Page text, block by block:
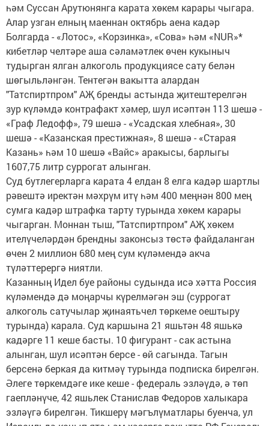
һәм Суссан Арутюнянга карата хөкем карары чыгара.
Алар узган елның маеннан октябрь аена кадәр
Болгарда - «Лотос», «Корзинка», «Сова» һәм «NUR»*
кибетләр челтәре аша сәламәтлек өчен кукыныч
тудырган ялган алкоголь продукциясе сату белән
шөгыльләнгән. Тентегән вакытта алардан
"Татспиртпром" АҖ бренды астында җитештерелгән
зур күләмдә контрафакт хәмер, шул исәптән 113 шешә -
«Граф Ледофф», 79 шешә - «Усадская хлебная», 30
шешә - «Казанская престижная», 8 шешә - «Старая
Казань» һәм 10 шешә «Вайс» аракысы, барлыгы
1607,75 литр суррогат алынган.
Суд бутлегерларга карата 4 елдан 8 елга кадәр шартлы
рәвештә иректән мәхрүм итү һәм 400 меңнән 800 мең
сумга кадәр штрафка тарту турында хөкем карары
чыгарган. Моннан тыш, "Татспиртпром" АҖ хөкем
ителүчеләрдән брендны законсыз төстә файдаланган
өчен 2 миллион 680 мең сум күләмендә акча
түләттерергә ниятли.
Казанның Идел буе районы судында исә хәтта Россия
күләмендә дә моңарчы күрелмәгән эш (суррогат
алкоголь сатучылар җинаятьчел төркеме оештыру
турында) карала. Суд каршына 21 яшьтән 48 яшькә
кадәрге 11 кеше басты. 10 фигурант - сак астына
алынган, шул исәптән берсе - өй сагында. Тагын
берсенә беркая да китмәү турында подписка бирелгән.
Әлеге төркемдәге ике кеше - федераль эзләүдә, ә төп
гаепләнүче, 42 яшьлек Станислав Федоров халыкара
эзләүгә бирелгән. Тикшерү мәгълүматлары буенча, ул